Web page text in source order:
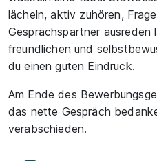
lächeln, aktiv zuhören,
Gesprächspartner ausreden
freundlichen und
du einen guten Eindruck.
Am Ende des
das nette Gespräch
verabschieden.